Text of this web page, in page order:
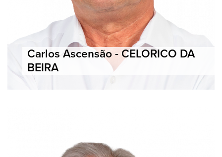
Carlos Ascensão - CELORICO DA
BEIRA